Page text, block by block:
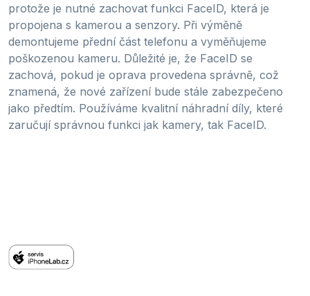
protože je nutné zachovat funkci FaceID, která je
propojena s kamerou a senzory. Při výměně
demontujeme přední část telefonu a vyměňujeme
poškozenou kameru. Důležité je, že FaceID se
zachová, pokud je oprava provedena správně, což
znamená, že nové zařízení bude stále zabezpečeno
jako předtím. Používáme kvalitní náhradní díly, které
zaručují správnou funkci jak kamery, tak FaceID.